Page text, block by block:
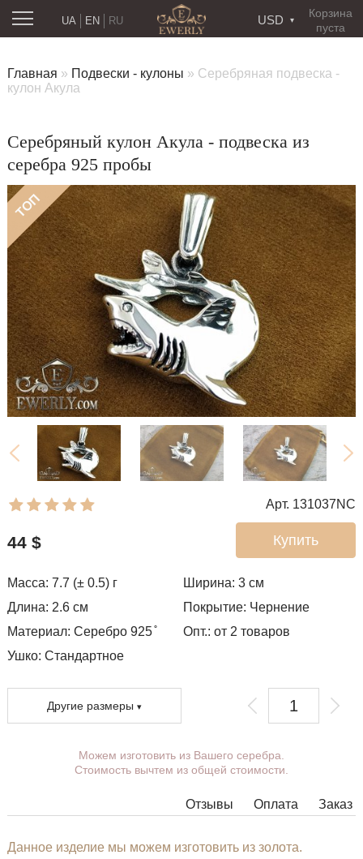
Корзина
пуста
USD
RU
UA EN
Главная » Подвески - кулоны » Серебряная подвеска -
кулон Акула
Серебряный кулон Акула - подвеска из
серебра 925 пробы
ТОП
Арт. 131037NC
Купить
44 $
Масса: 7.7 (± 0.5) г Ширина: 3 см
Длина: 2.6 см
Покрытие: Чернение
Материал: Серебро 925 ̊
Опт.: от 2 товаров
Ушко: Стандартное
Другие размеры
Вы можете выбрать покрытие, ушко.
Дополнительные пожелания можете указать в
В некоторых моделях подвесок нет возможности
случае наши менеджеры свяжутся с Вами.
Можем изготовить из Вашего серебра.
Стоимость вычтем из общей стоимости.
Отзывы Заказ
Оплата
Данное изделие мы можем изготовить из золота.